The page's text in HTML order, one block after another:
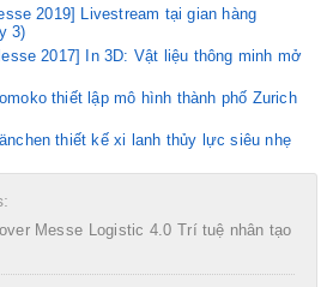
2019] Livestream tại gian hàng
3)
2017] In 3D: Vật liệu thông minh mở
thiết lập mô hình thành phố Zurich
thiết kế xi lanh thủy lực siêu nhẹ
Messe Logistic 4.0 Trí tuệ nhân tạo